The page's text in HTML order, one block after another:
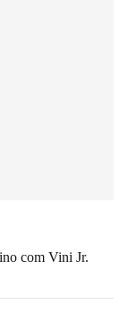
com Vini Jr.